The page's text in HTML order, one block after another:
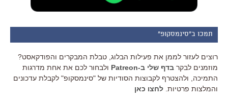
תמכו ב"סינמסקופ"
רוצים לעזור לממן את פעילות הבלוג, טבלת המבקרים והפודקאסט?
מוזמנים לבקר בדף שלי ב-Patreon
ולבחור לכם את אחת מדרגות
התמיכה, ולהצטרף לקבוצות הסודיות של "סינמסקופ" לקבלת עדכונים
והמלצות פרטיות. לחצו כאן